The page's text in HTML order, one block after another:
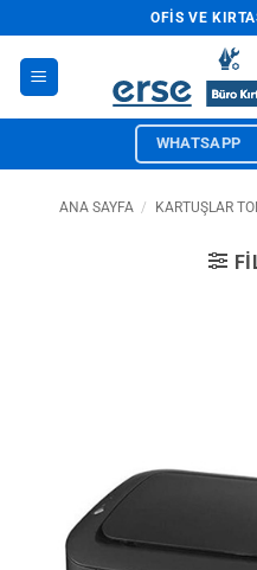
atla
OFIS VE
WHATSAPP
ANA SAYFA / KARTUŞLAR